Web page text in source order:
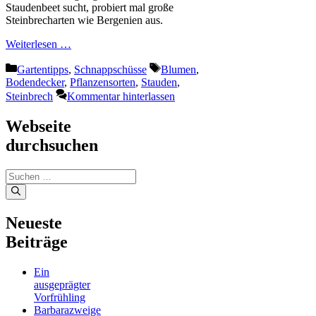
Staudenbeet sucht, probiert mal große
Steinbrecharten wie Bergenien aus.
Weiterlesen …
Kategorien
Gartentipps, Schnappschüsse Schlagwörter
Blumen,
Bodendecker, Pflanzensorten, Stauden,
Steinbrech
Kommentar hinterlassen
Webseite
durchsuchen
Suchen
nach:
Neueste
Beiträge
Ein
ausgeprägter
Vorfrühling
Barbarazweige